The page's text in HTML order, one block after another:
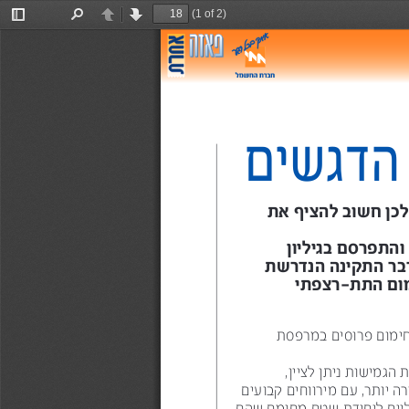
Toggle
PreviousNext
(1 of 2)